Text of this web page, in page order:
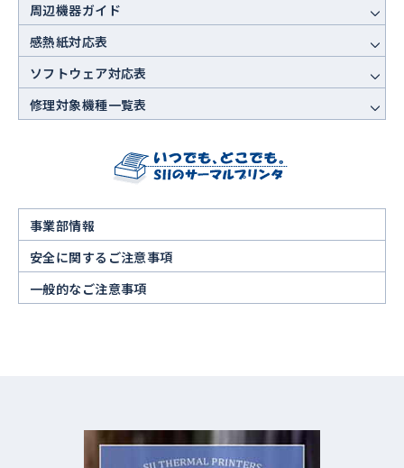
周辺機器ガイド
感熱紙対応表
ソフトウェア対応表
修理対象機種一覧表
事業部情報
安全に関するご注意事項
一般的なご注意事項